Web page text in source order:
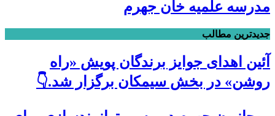
مدرسه علمیه خان جهرم
جدیدترین مطالب
آئین اهدای جوایز برندگان پویش «راه
روشن» در بخش سیمکان برگزار شد.👇